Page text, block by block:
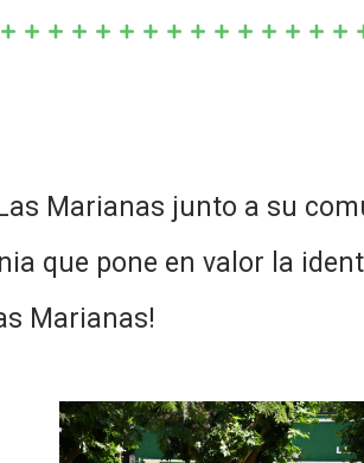
Marianas junto a su
que pone en valor la
Marianas!